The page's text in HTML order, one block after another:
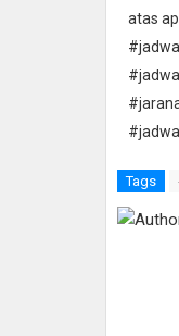
atas
Tags